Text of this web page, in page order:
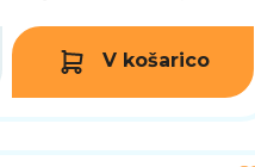
V košarico